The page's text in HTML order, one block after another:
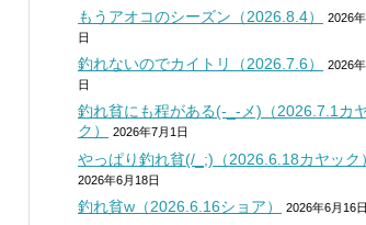
もうアオコのシーズン（2026.8.4）
2026
日
釣れないのでカイトリ（2026.7.6）
2026
日
釣れ貧にも程がある(-_-メ)（2026.7.1カ
ク）
2026年7月1日
やっぱり釣れ貧(/_;)（2026.6.18カヤック）
2026年6月18日
釣れ貧w（2026.6.16ショア） 2026年6月16日